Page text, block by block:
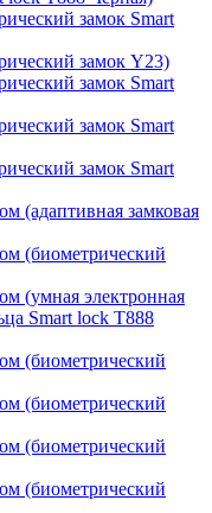
замок Smart
замок Y23)
замок Smart
замок Smart
замок Smart
(адаптивная замковая
(биометрический
(умная электронная
Smart lock T888
(биометрический
(биометрический
(биометрический
(биометрический